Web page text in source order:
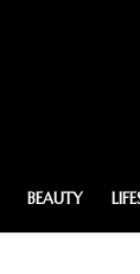
BEAUTY